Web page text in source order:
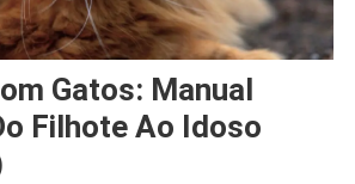
Gatos: Manual
Filhote Ao Idoso